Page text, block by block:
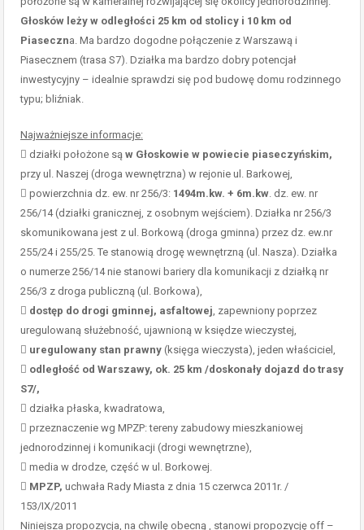
Głosków leży w odległości 25 km od stolicy i 10 km od
Piaseczna. Ma bardzo dogodne połączenie z Warszawą i
Piasecznem (trasa S7). Działka ma bardzo dobry potencjał
inwestycyjny – idealnie sprawdzi się pod budowę domu rodzinnego
typu; bliźniak.
Najważniejsze informacje:
 działki położone są w Głoskowie w powiecie piaseczyńskim,
przy ul. Naszej (droga wewnętrzna) w rejonie ul. Barkowej,
 powierzchnia dz. ew. nr 256/3: 1494m.kw. + 6m.kw. dz. ew. nr
256/14 (działki granicznej, z osobnym wejściem). Działka nr 256/3
skomunikowana jest z ul. Borkową (droga gminna) przez dz. ew.nr
255/24 i 255/25. Te stanowią drogę wewnętrzną (ul. Nasza). Działka
o numerze 256/14 nie stanowi bariery dla komunikacji z działką nr
256/3 z droga publiczną (ul. Borkowa),
 dostęp do drogi gminnej, asfaltowej, zapewniony poprzez
uregulowaną służebność, ujawnioną w księdze wieczystej,
 uregulowany stan prawny (księga wieczysta), jeden właściciel,
 odległość od Warszawy, ok. 25 km /doskonały dojazd do trasy
S7/,
 działka płaska, kwadratowa,
 przeznaczenie wg MPZP: tereny zabudowy mieszkaniowej
jednorodzinnej i komunikacji (drogi wewnętrzne),
 media w drodze, część w ul. Borkowej.
 MPZP, uchwała Rady Miasta z dnia 15 czerwca 2011r. /
153/IX/2011
Niniejsza propozycja, na chwilę obecną , stanowi propozycję off –